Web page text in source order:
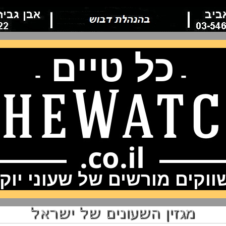
- כל טיים -
מורשים של שעוני